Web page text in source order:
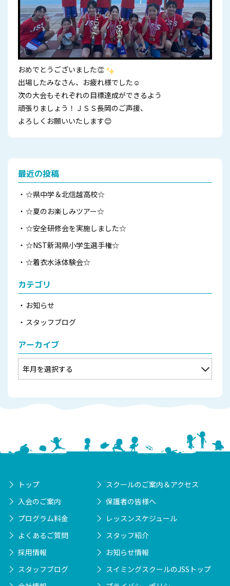
おめでとうございました👏
出場したみなさん、お疲れ様でした☺
次の大会もそれぞれの目標達成ができるよう
頑張りましょう！ＪＳＳ長岡のご声援、
よろしくお願いいたします😊
最近の投稿
☆県中学＆北信越高校☆
☆夏のお楽しみツアー☆
☆安全研修会を実施しました☆
☆NST新潟県小学生選手権☆
☆着衣水泳体験会☆
カテゴリ
お知らせ
スタッフブログ
アーカイブ
トップ
スクールのご案内＆アクセス
入会のご案内
保護者の皆様へ
プログラム料金
レッスンスケジュール
よくあるご質問
スタッフ紹介
採用情報
お知らせ情報
スタッフブログ
スイミングスクールのJSSトップ